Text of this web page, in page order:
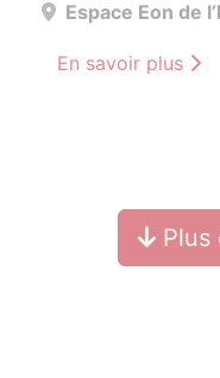
Espace Eon de
En savoir plus
Plus